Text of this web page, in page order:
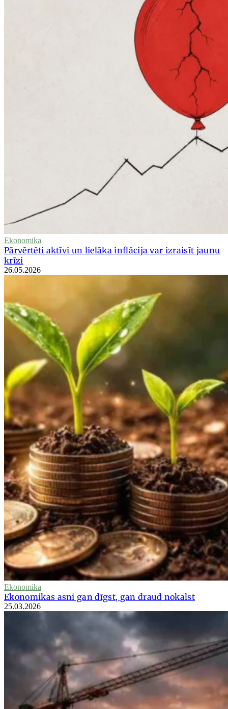
Ekonomika
Pārvērtēti aktīvi un lielāka inflācija var izraisīt jaunu
krīzi
26.05.2026
Ekonomika
Ekonomikas asni gan dīgst, gan draud nokalst
25.03.2026